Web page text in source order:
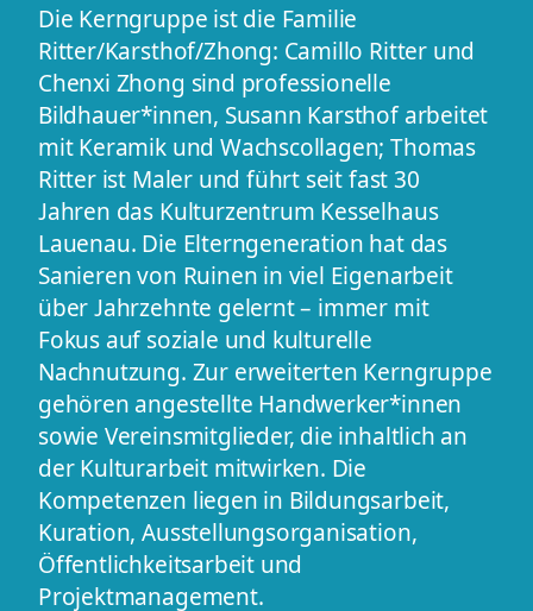
Die Kerngruppe ist die Familie
Ritter/Karsthof/Zhong: Camillo Ritter und
Chenxi Zhong sind professionelle
Bildhauer*innen, Susann Karsthof arbeitet
mit Keramik und Wachscollagen; Thomas
Ritter ist Maler und führt seit fast 30
Jahren das Kulturzentrum Kesselhaus
Lauenau. Die Elterngeneration hat das
Sanieren von Ruinen in viel Eigenarbeit
über Jahrzehnte gelernt – immer mit
Fokus auf soziale und kulturelle
Nachnutzung. Zur erweiterten Kerngruppe
gehören angestellte Handwerker*innen
sowie Vereinsmitglieder, die inhaltlich an
der Kulturarbeit mitwirken. Die
Kompetenzen liegen in Bildungsarbeit,
Kuration, Ausstellungsorganisation,
Öffentlichkeitsarbeit und
Projektmanagement.